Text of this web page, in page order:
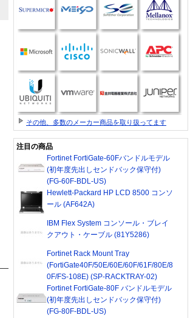
その他、多数のメーカー商品を取り扱ってます
注目の商品
Fortinet FortiGate-60Fバンドルモデル
(初年度先出しセンドバック保守付)
(FG-60F-BDL-US)
Hewlett-Packard HP LCD 8500 コンソ
ール (AF642A)
IBM Flex System コンソール・ブレイ
クアウト・ケーブル (81Y5286)
Fortinet Rack Mount Tray
(FortiGate40F/50E/60E/60F/61F/80E/8
0F/FS-108E) (SP-RACKTRAY-02)
Fortinet FortiGate-80F バンドルモデル
(初年度先出しセンドバック保守付)
(FG-80F-BDL-US)